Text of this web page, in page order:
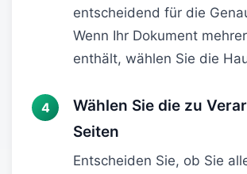
entscheidend für die
Wenn Ihr Dokument
enthält, wählen Sie die
Wählen Sie die zu
Seiten
Entscheiden Sie, ob Sie